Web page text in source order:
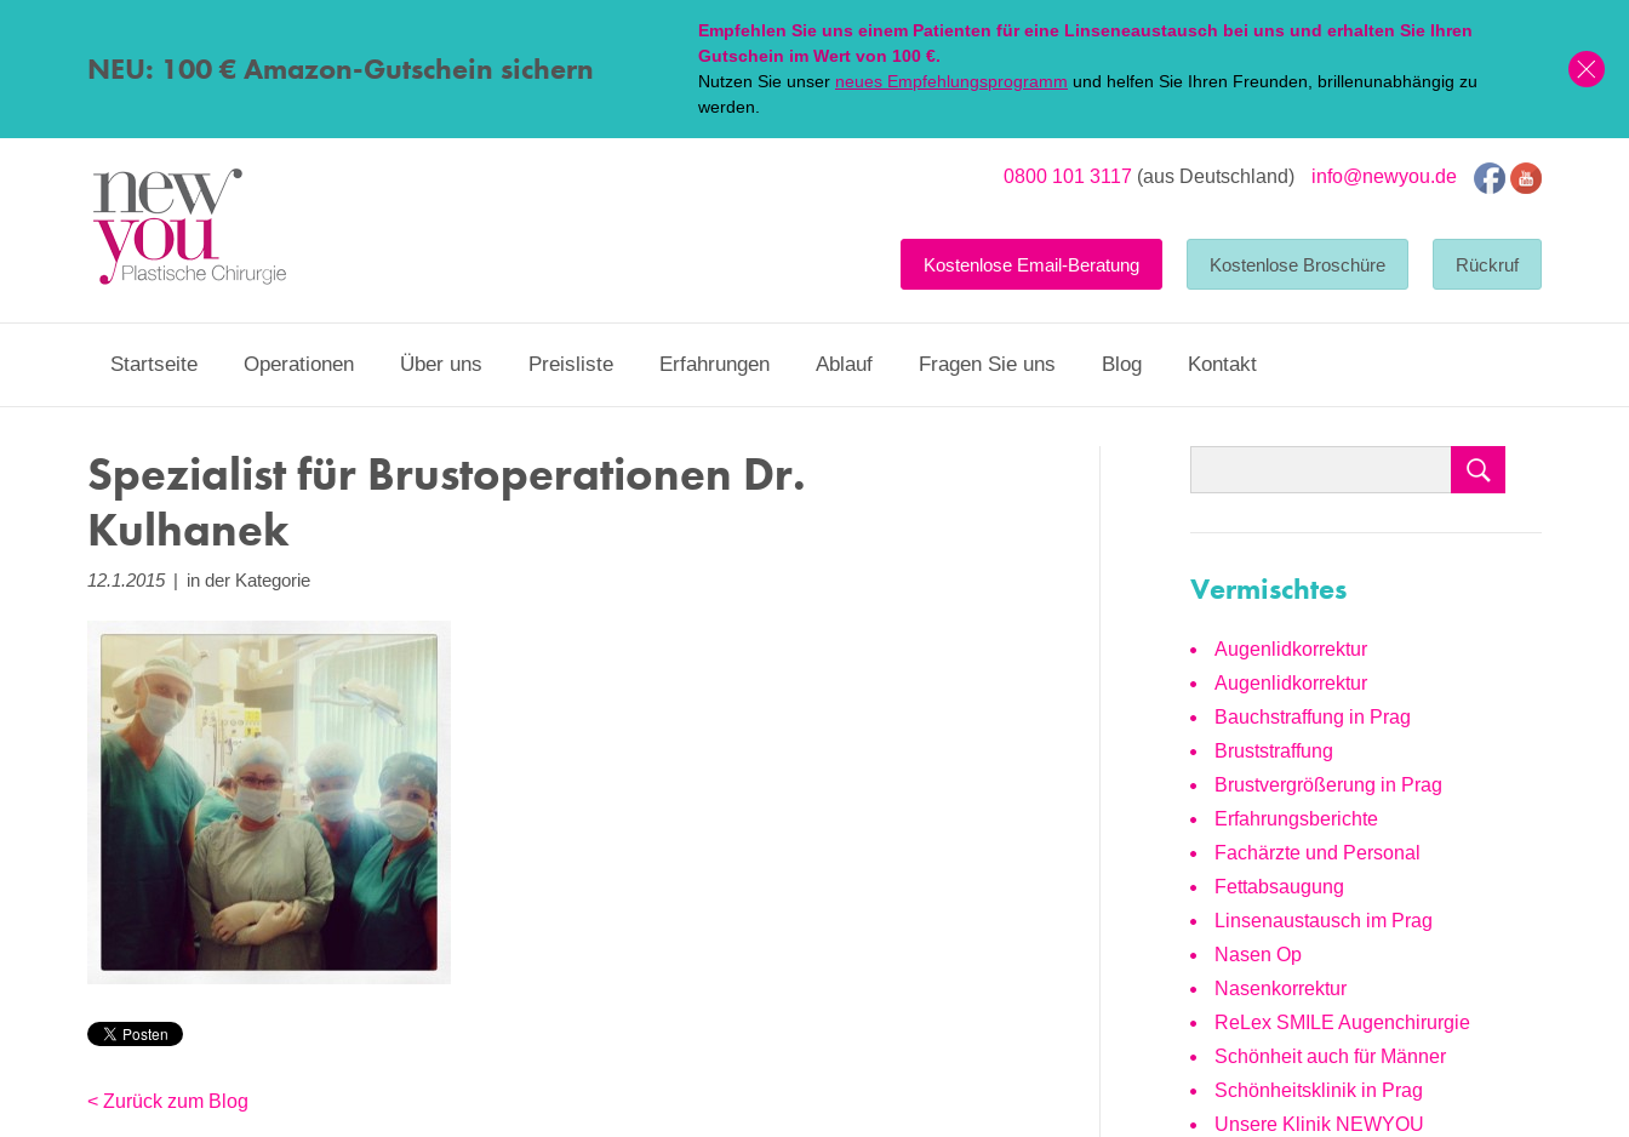
NEU: 100 € Amazon-Gutschein sichern
Empfehlen Sie uns einem Patienten für eine Linseneaustausch bei uns und erhalten Sie Ihren
Gutschein im Wert von 100 €.
Nutzen Sie unser neues Empfehlungsprogramm und helfen Sie Ihren Freunden, brillenunabhängig zu
werden.
0800 101 3117 (aus Deutschland) info@newyou.de
Startseite Operationen Über uns Preisliste Erfahrungen Ablauf Fragen Sie uns Blog Kontakt
Kostenlose Email-Beratung Kostenlose Broschüre Rückruf
Spezialist für Brustoperationen Dr.
Kulhanek
12.1.2015 | in der Kategorie
< Zurück zum Blog
Vermischtes
Augenlidkorrektur
Augenlidkorrektur
Bauchstraffung in Prag
Bruststraffung
Brustvergrößerung in Prag
Erfahrungsberichte
Fachärzte und Personal
Fettabsaugung
Linsenaustausch im Prag
Nasen Op
Nasenkorrektur
ReLex SMILE Augenchirurgie
Schönheit auch für Männer
Schönheitsklinik in Prag
Unsere Klinik NEWYOU